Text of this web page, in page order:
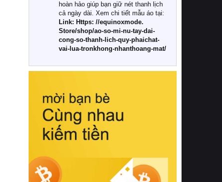
Khác với các dòng sản phẩm thông
thường, những bộ chăn ga gối đệm
cao cấp trải qua quy trình sản xuất
nghiêm ngặt từ khâu chọn lọc nguyên
liệu tự nhiên đến công nghệ dệt
nhuộm hiện đại không chứa hóa chất
này, bạn sẽ cảm nhận rõ rệt sự khác
hồi chuẩn xác của phần đệm nâng đỡ
cột sống.
Bên cạnh đó, việc lựa chọn các dòng
sản phẩm đạt chuẩn chất lượng quốc
tế còn giúp ngăn ngừa tình trạng kích
khuẩn và nấm mốc trong điều kiện
thời tiết nóng ẩm. Bạn có thể tìm hiểu
thêm các nghiên cứu khoa học về tác
hoàn hảo giúp bạn giữ nét thanh lịch
cả ngày dài. Xem chi tiết mẫu áo tại:
Link: Https: //equinoxmode.
Store/shop/ao-so-mi-nu-tay-dai-
cong-so-thanh-lich-quy-phaichat-
vai-lua-tronkhong-nhanthoang-mat/